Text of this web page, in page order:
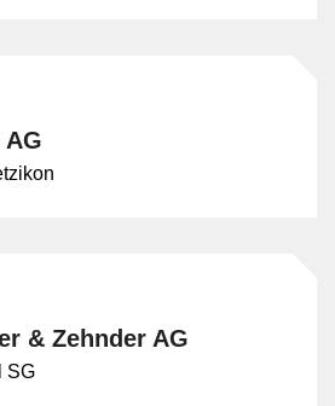
& Zehnder AG
SG